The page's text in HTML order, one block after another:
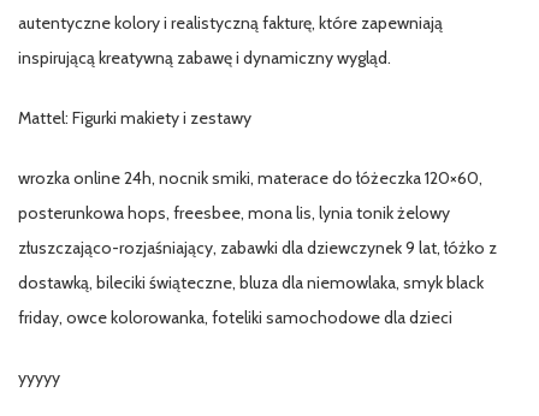
autentyczne kolory i realistyczną fakturę, które zapewniają
inspirującą kreatywną zabawę i dynamiczny wygląd.
Mattel: Figurki makiety i zestawy
wrozka online 24h, nocnik smiki, materace do łóżeczka 120×60,
posterunkowa hops, freesbee, mona lis, lynia tonik żelowy
złuszczająco-rozjaśniający, zabawki dla dziewczynek 9 lat, łóżko z
dostawką, bileciki świąteczne, bluza dla niemowlaka, smyk black
friday, owce kolorowanka, foteliki samochodowe dla dzieci
yyyyy